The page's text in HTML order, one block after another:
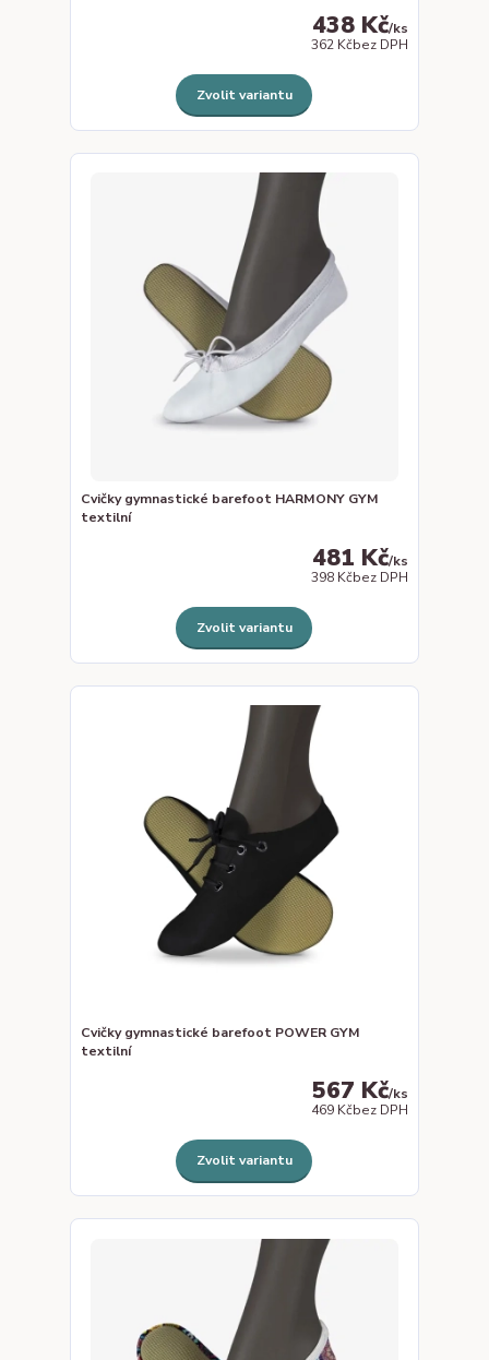
438 Kč/ks
362 Kčbez DPH
Zvolit variantu
Cvičky gymnastické barefoot HARMONY GYM
textilní
481 Kč/ks
398 Kčbez DPH
Zvolit variantu
Cvičky gymnastické barefoot POWER GYM
textilní
567 Kč/ks
469 Kčbez DPH
Zvolit variantu